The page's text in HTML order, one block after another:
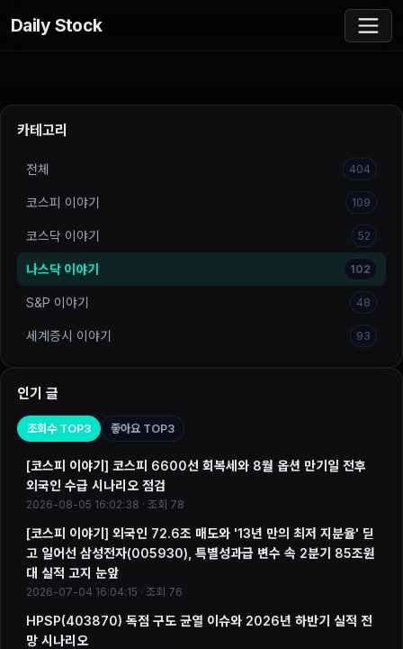
Daily Stock
카테고리
전체 404
코스피 이야기 109
코스닥 이야기 52
나스닥 이야기 102
S&P 이야기 48
세계증시 이야기 93
인기 글
조회수 TOP3 좋아요 TOP3
[코스피 이야기] 코스피 6600선 회복세와 8월 옵션 만기일 전후
외국인 수급 시나리오 점검
2026-08-05 16:02:38 · 조회 78
[코스피 이야기] 외국인 72.6조 매도와 '13년 만의 최저 지분율' 딛
고 일어선 삼성전자(005930), 특별성과급 변수 속 2분기 85조원
대 실적 고지 눈앞
2026-07-04 16:04:15 · 조회 76
HPSP(403870) 독점 구도 균열 이슈와 2026년 하반기 실적 전
망 시나리오